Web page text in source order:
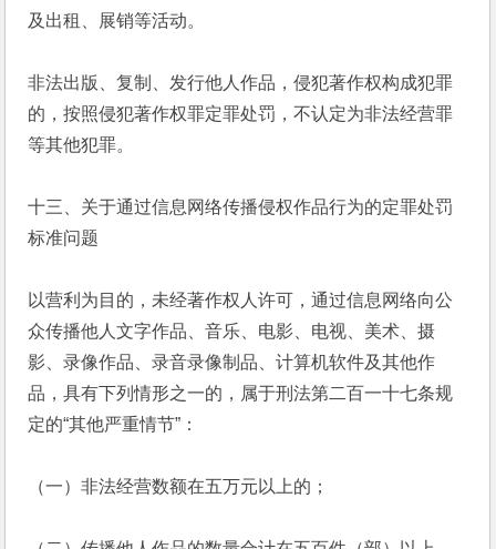
及出租、展销等活动。
非法出版、复制、发行他人作品，侵犯著作权构成犯罪
的，按照侵犯著作权罪定罪处罚，不认定为非法经营罪
等其他犯罪。
十三、关于通过信息网络传播侵权作品行为的定罪处罚
标准问题
以营利为目的，未经著作权人许可，通过信息网络向公
众传播他人文字作品、音乐、电影、电视、美术、摄
影、录像作品、录音录像制品、计算机软件及其他作
品，具有下列情形之一的，属于刑法第二百一十七条规
定的“其他严重情节”：
（一）非法经营数额在五万元以上的；